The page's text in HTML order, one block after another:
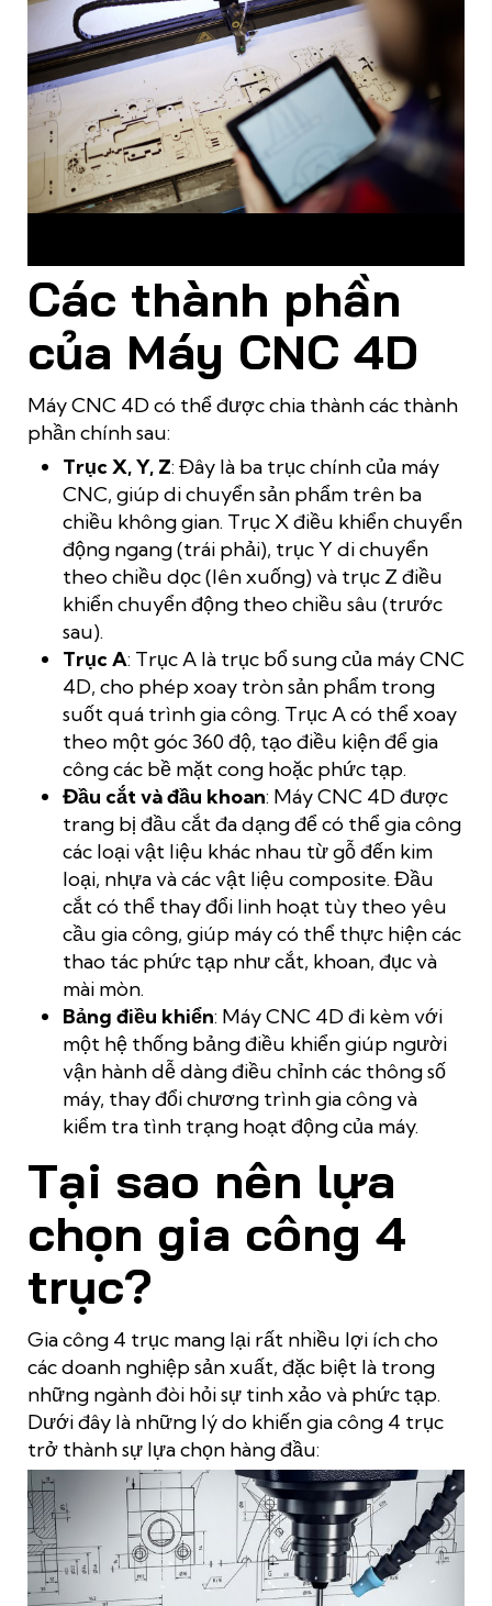
Các thành phần
của Máy CNC 4D
Máy CNC 4D có thể được chia thành các thành
phần chính sau:
Trục X, Y, Z: Đây là ba trục chính của máy
CNC, giúp di chuyển sản phẩm trên ba
chiều không gian. Trục X điều khiển chuyển
động ngang (trái phải), trục Y di chuyển
theo chiều dọc (lên xuống) và trục Z điều
khiển chuyển động theo chiều sâu (trước
sau).
Trục A: Trục A là trục bổ sung của máy CNC
4D, cho phép xoay tròn sản phẩm trong
suốt quá trình gia công. Trục A có thể xoay
theo một góc 360 độ, tạo điều kiện để gia
công các bề mặt cong hoặc phức tạp.
Đầu cắt và đầu khoan: Máy CNC 4D được
trang bị đầu cắt đa dạng để có thể gia công
các loại vật liệu khác nhau từ gỗ đến kim
loại, nhựa và các vật liệu composite. Đầu
cắt có thể thay đổi linh hoạt tùy theo yêu
cầu gia công, giúp máy có thể thực hiện các
thao tác phức tạp như cắt, khoan, đục và
mài mòn.
Bảng điều khiển: Máy CNC 4D đi kèm với
một hệ thống bảng điều khiển giúp người
vận hành dễ dàng điều chỉnh các thông số
máy, thay đổi chương trình gia công và
kiểm tra tình trạng hoạt động của máy.
Tại sao nên lựa
chọn gia công 4
trục?
Gia công 4 trục mang lại rất nhiều lợi ích cho
các doanh nghiệp sản xuất, đặc biệt là trong
những ngành đòi hỏi sự tinh xảo và phức tạp.
Dưới đây là những lý do khiến gia công 4 trục
trở thành sự lựa chọn hàng đầu: